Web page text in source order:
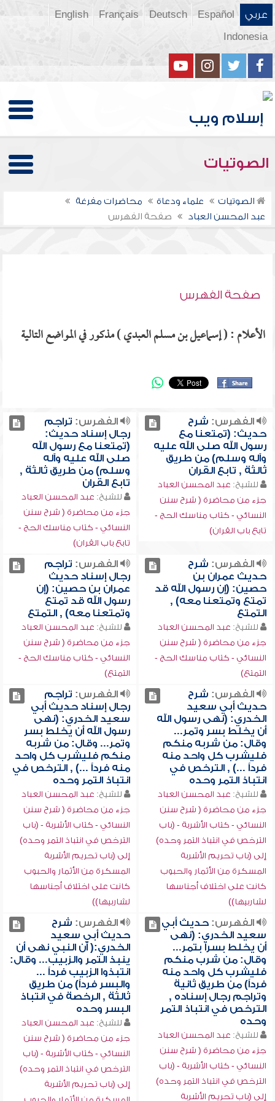
عربي Español
Deutsch
Français
English
Indonesia
الصوتيات
الصوتيات علماء ودعاة
محاضرات مفرغة
عبد المحسن العباد
صفحة الفهرس
صفحة الفهرس
الأعلام : ( إسماعيل بن مسلم العبدي ) مذكور في المواضع التالية
الفهرس: شرح
حديث: (تمتعنا مع
رسول الله صلى الله عليه
وآله وسلم) من طريق
ثالثة , تابع القران
للشيخ: عبد المحسن العباد
جزء من محاضرة ( شرح سنن
النسائي - كتاب مناسك الحج -
تابع باب القران)
الفهرس: تراجم
رجال إسناد حديث:
(تمتعنا مع رسول الله
صلى الله عليه وآله
وسلم) من طريق ثالثة ,
تابع القران
للشيخ: عبد المحسن العباد
جزء من محاضرة ( شرح سنن
النسائي - كتاب مناسك الحج -
تابع باب القران)
الفهرس: شرح
حديث عمران بن
حصين: (إن رسول الله قد
تمتع وتمتعنا معه) ,
التمتع
للشيخ: عبد المحسن العباد
جزء من محاضرة ( شرح سنن
النسائي - كتاب مناسك الحج -
التمتع)
الفهرس: تراجم
رجال إسناد حديث
عمران بن حصين: (إن
رسول الله قد تمتع
وتمتعنا معه) , التمتع
للشيخ: عبد المحسن العباد
جزء من محاضرة ( شرح سنن
النسائي - كتاب مناسك الحج -
التمتع)
الفهرس: شرح
حديث أبي سعيد
الخدري: (نهى رسول الله
أن يخلط بسر وتمر...
وقال: من شربه منكم
فليشرب كل واحد منه
فرداً ...) , الترخص في
انتباذ التمر وحده
للشيخ: عبد المحسن العباد
جزء من محاضرة ( شرح سنن
النسائي - كتاب الأشربة - (باب
الترخص في انتباذ التمر وحده)
إلى (باب تحريم الأشربة
المسكرة من الأثمار والحبوب
كانت على اختلاف أجناسها
لشاربيها))
الفهرس: تراجم
رجال إسناد حديث أبي
سعيد الخدري: (نهى
رسول الله أن يخلط بسر
وتمر... وقال: من شربه
منكم فليشرب كل واحد
منه فرداً ...) , الترخص في
انتباذ التمر وحده
للشيخ: عبد المحسن العباد
جزء من محاضرة ( شرح سنن
النسائي - كتاب الأشربة - (باب
الترخص في انتباذ التمر وحده)
إلى (باب تحريم الأشربة
المسكرة من الأثمار والحبوب
كانت على اختلاف أجناسها
لشاربيها))
الفهرس:حديث أبي
سعيد الخدري: (نهى
أن يخلط بسراً بتمر...
وقال: من شرب منكم
فليشرب كل واحد منه
فرداً) من طريق ثانية
وتراجم رجال إسناده ,
الترخص في انتباذ التمر
وحده
للشيخ: عبد المحسن العباد
جزء من محاضرة ( شرح سنن
النسائي - كتاب الأشربة - (باب
الترخص في انتباذ التمر وحده)
إلى (باب تحريم الأشربة
الفهرس: شرح
حديث أبي سعيد
الخدري:( أن النبي نهى أن
ينبذ التمر والزبيب... وقال:
انتبذوا الزبيب فرداً ...
والبسر فرداً) من طريق
ثالثة , الرخصة في انتباذ
البسر وحده
للشيخ: عبد المحسن العباد
جزء من محاضرة ( شرح سنن
النسائي - كتاب الأشربة - (باب
الترخص في انتباذ التمر وحده)
إلى (باب تحريم الأشربة